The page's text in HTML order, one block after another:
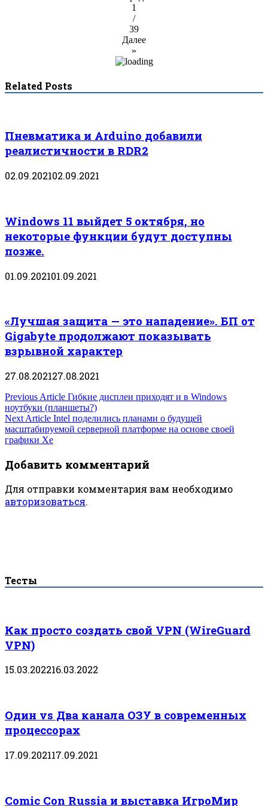
1
/
39
Далее
»
Related Posts
Пневматика и Arduino добавили
реалистичности в RDR2
02.09.202102.09.2021
Windows 11 выйдет 5 октября, но
некоторые функции будут доступны
позже.
01.09.202101.09.2021
«Лучшая защита — это нападение». БП от
Gigabyte продолжают показывать
взрывной характер
27.08.202127.08.2021
Навигация
по
записям
Previous Article Гибкие дисплеи приходят и в Windows
ноутбуки (планшеты?)
Next Article Intel поделились планами о будущей
масштабируемой серверной платформе на основе своей
графики Xe
Добавить комментарий
Для отправки комментария вам необходимо
авторизоваться.
Тесты
Как просто создать свой VPN (WireGuard
VPN)
15.03.202216.03.2022
Один vs Два канала ОЗУ в современных
процессорах
17.09.202117.09.2021
Comic Con Russia и выставка ИгроМир